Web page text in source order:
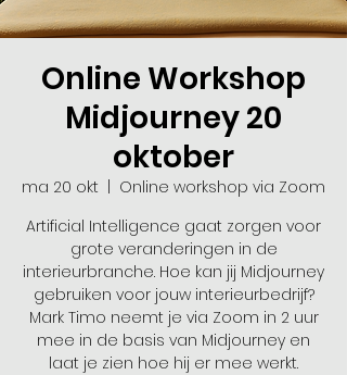
Online Workshop
Midjourney 20
oktober
ma 20 okt
Online workshop via Zoom
Artificial Intelligence gaat zorgen voor
grote veranderingen in de
interieurbranche. Hoe kan jij Midjourney
gebruiken voor jouw interieurbedrijf?
Mark Timo neemt je via Zoom in 2 uur
mee in de basis van Midjourney en
laat je zien hoe hij er mee werkt.​